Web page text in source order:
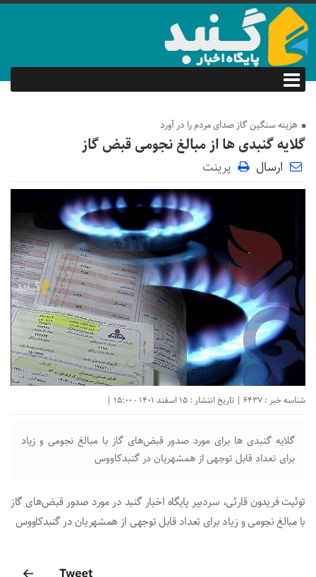
هزینه سنگین گاز صدای مردم را در آورد
گلایه گنبدی ها از مبالغ نجومی قبض گاز
ارسال پرینت
شناسه خبر : 6437 | تاریخ انتشار : 15 اسفند 1401 - 15:00 |
گلایه گنبدی ها برای مورد صدور قبض‌های گاز با مبالغ نجومی و زیاد
برای تعداد قابل توجهی از همشهریان در گنبدکاووس
توئیت فریدون قارئی، سردبیر پایگاه اخبار گنبد‌ در مورد صدور قبض‌های گاز
با مبالغ نجومی و زیاد برای تعداد قابل توجهی از همشهریان در گنبدکاووس